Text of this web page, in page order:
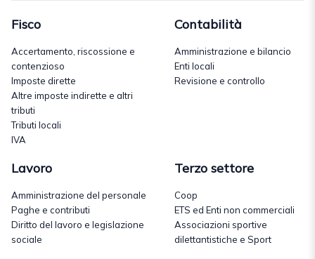
Fisco
Accertamento, riscossione e
contenzioso
Imposte dirette
Altre imposte indirette e altri
tributi
Tributi locali
IVA
Contabilità
Amministrazione e bilancio
Enti locali
Revisione e controllo
Lavoro
Amministrazione del personale
Paghe e contributi
Diritto del lavoro e legislazione
sociale
Terzo settore
Coop
ETS ed Enti non commerciali
Associazioni sportive
dilettantistiche e Sport